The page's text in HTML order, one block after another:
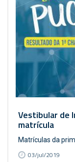
Vestibular de
matrícula
Matrículas da
03/jul/2019